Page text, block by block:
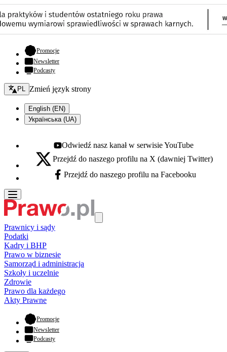
Promocje- otwiera się w nowej karcie
Newsletter
Podcasty
Zmień język - bieżący:
PL Zmień język strony
English (EN)
Українська (UA)
Youtube - otwiera się w nowej karcie
Odwiedź nasz kanał w serwisie YouTube
X - otwiera się w nowej karcie
Przejdź do naszego profilu na X (dawniej Twitter)
Facebook - otwiera się w nowej karcie
Przejdź do naszego profilu na Facebooku
Prawnicy i sądy
Podatki
Kadry i BHP
Prawo w biznesie
Samorząd i administracja
Szkoły i uczelnie
Zdrowie
Prawo dla każdego
Akty Prawne
Promocje- otwiera się w nowej karcie
Newsletter
Podcasty